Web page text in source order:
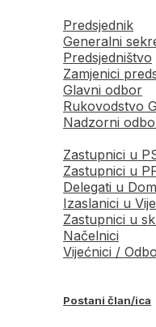
Predsjednik
Generalni
Predsjedništvo
Zamjenici
Glavni odbor
Rukovodstvo
Nadzorni
Zastupnici u
Zastupnici u
Delegati u
Izaslanici u
Zastupnici u
Načelnici
Vijećnici /
Postani član/ica